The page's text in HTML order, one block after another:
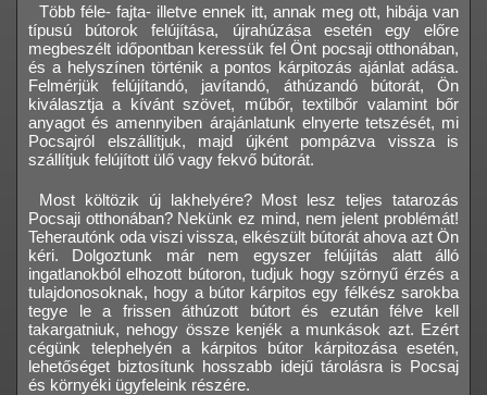
Több féle- fajta- illetve ennek itt, annak meg ott, hibája van
típusú bútorok felújítása, újrahúzása esetén egy előre
megbeszélt időpontban keressük fel Önt pocsaji otthonában,
és a helyszínen történik a pontos kárpitozás ajánlat adása.
Felmérjük felújítandó, javítandó, áthúzandó bútorát, Ön
kiválasztja a kívánt szövet, műbőr, textilbőr valamint bőr
anyagot és amennyiben árajánlatunk elnyerte tetszését, mi
Pocsajról elszállítjuk, majd újként pompázva vissza is
szállítjuk felújított ülő vagy fekvő bútorát.
Most költözik új lakhelyére? Most lesz teljes tatarozás
Pocsaji otthonában? Nekünk ez mind, nem jelent problémát!
Teherautónk oda viszi vissza, elkészült bútorát ahova azt Ön
kéri. Dolgoztunk már nem egyszer felújítás alatt álló
ingatlanokból elhozott bútoron, tudjuk hogy szörnyű érzés a
tulajdonosoknak, hogy a bútor kárpitos egy félkész sarokba
tegye le a frissen áthúzott bútort és ezután félve kell
takargatniuk, nehogy össze kenjék a munkások azt. Ezért
cégünk telephelyén a kárpitos bútor kárpitozása esetén,
lehetőséget biztosítunk hosszabb idejű tárolásra is Pocsaj
és környéki ügyfeleink részére.